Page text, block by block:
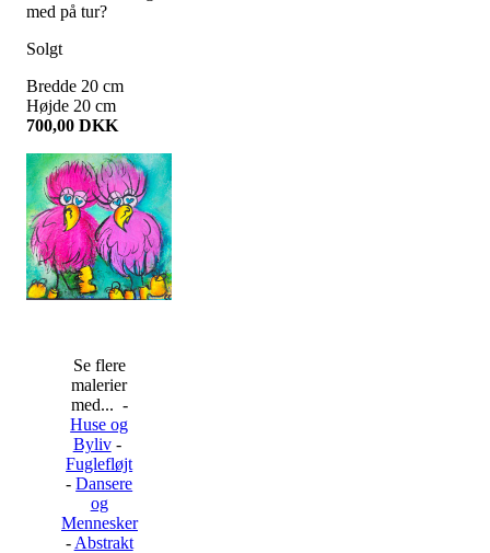
med på tur?
Solgt
Bredde 20 cm
Højde 20 cm
700,00 DKK
Se flere
malerier
med... -
Huse og
Byliv-
Fuglefløjt
-Dansere
og
Mennesker
- Abstrakt